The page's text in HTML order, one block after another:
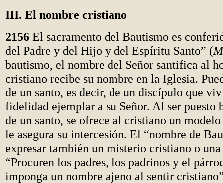
III. El nombre cristiano
2156 El sacramento del Bautismo es
del Padre y del Hijo y del Espíritu Santo” (
bautismo, el nombre del Señor santifica al
cristiano recibe su nombre en la Iglesia.
de un santo, es decir, de un discípulo que
fidelidad ejemplar a su Señor. Al ser puesto
de un santo, se ofrece al cristiano un
le asegura su intercesión. El “nombre de
expresar también un misterio cristiano o
“Procuren los padres, los padrinos y el
imponga un nombre ajeno al sentir